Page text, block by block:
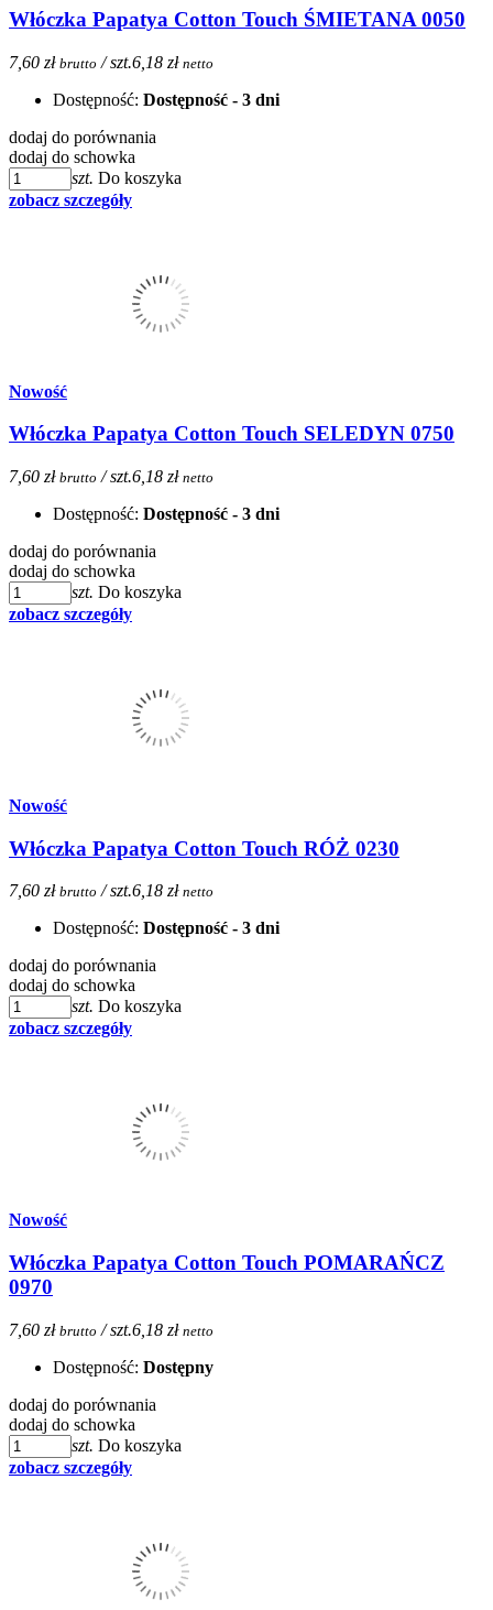
Włóczka Papatya Cotton Touch ŚMIETANA 0050
7,60 zł brutto / szt.6,18 zł netto
Dostępność: Dostępność - 3 dni
dodaj do porównania
dodaj do schowka
szt. Do koszyka
zobacz szczegóły
Nowość
Włóczka Papatya Cotton Touch SELEDYN 0750
7,60 zł brutto / szt.6,18 zł netto
Dostępność: Dostępność - 3 dni
dodaj do porównania
dodaj do schowka
szt. Do koszyka
zobacz szczegóły
Nowość
Włóczka Papatya Cotton Touch RÓŻ 0230
7,60 zł brutto / szt.6,18 zł netto
Dostępność: Dostępność - 3 dni
dodaj do porównania
dodaj do schowka
szt. Do koszyka
zobacz szczegóły
Nowość
Włóczka Papatya Cotton Touch POMARAŃCZ
0970
7,60 zł brutto / szt.6,18 zł netto
Dostępność: Dostępny
dodaj do porównania
dodaj do schowka
szt. Do koszyka
zobacz szczegóły